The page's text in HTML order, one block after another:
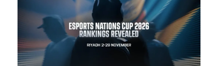
射击
竞技
移植
steam移植
TPS